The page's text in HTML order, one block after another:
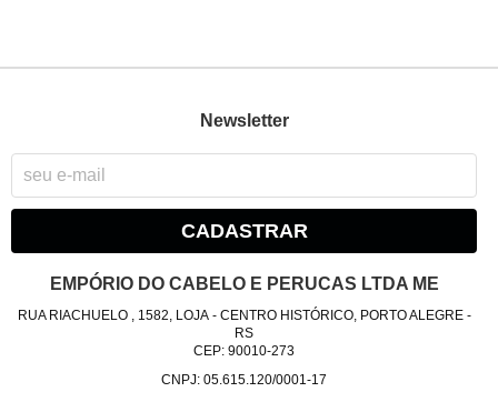
Newsletter
CADASTRAR
EMPÓRIO DO CABELO E PERUCAS LTDA ME
RUA RIACHUELO , 1582, LOJA- CENTRO HISTÓRICO, PORTO ALEGRE-
RS
CEP: 90010-273
CNPJ: 05.615.120/0001-17